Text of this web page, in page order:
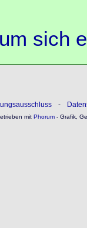
sich
-
mitPhorum- Grafik,